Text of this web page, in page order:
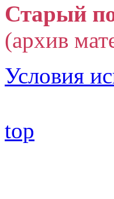
Старый
(архив
Условия
top